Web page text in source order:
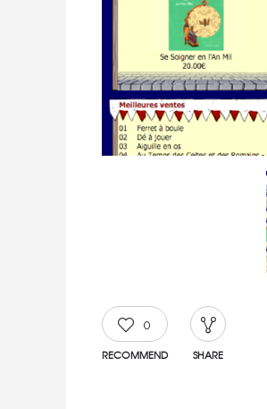
0
RECOMMEND SHARE